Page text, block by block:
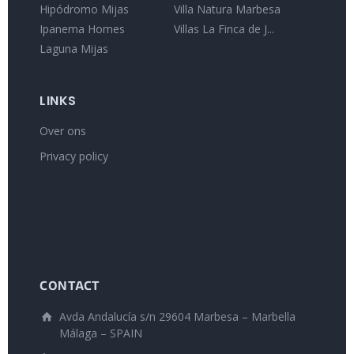
Hipódromo Mijas
Ipanema Homes
Laguna Mijas
Villa Natura Marbesa
Villas La Finca de J...
LINKS
Over ons
Privacy policy
CONTACT
Avda Andalucía s/n 29604 Marbesa – Marbella
Málaga – SPAIN